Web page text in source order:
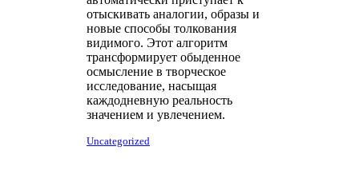
отыскивать аналогии, образы и
новые способы толкования
видимого. Этот алгоритм
трансформирует обыденное
осмысление в творческое
исследование, насыщая
каждодневную реальность
значением и увлечением.
Uncategorized